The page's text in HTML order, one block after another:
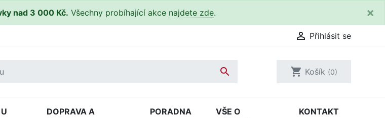
nad 3 000 Kč. Všechny probíhající akce najdete zde. ×
 Přihlásit se
 shopping_cart Košík (0)
DOPRAVA A
PORADNA
VŠE O
KONTAKT